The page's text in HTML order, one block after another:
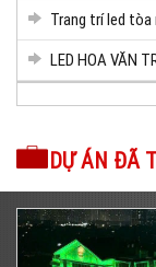
Trang trí led
LED HOA VĂN
DỰ ÁN ĐÃ